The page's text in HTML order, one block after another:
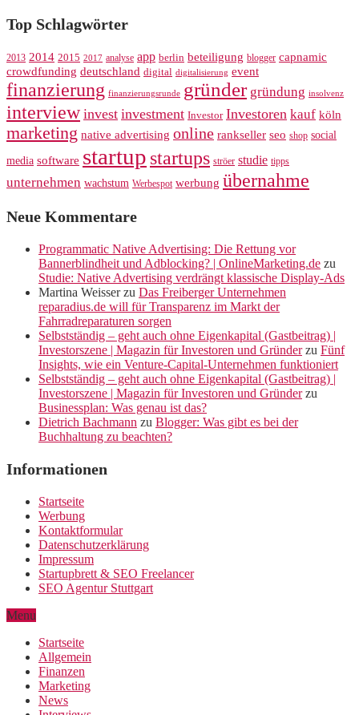
Top Schlagwörter
2013 2014 2015 2017 analyse app berlin beteiligung blogger capnamic
crowdfunding deutschland digital digitalisierung event
finanzierung finanzierungsrunde gründer gründung insolvenz
interview invest investment Investor Investoren kauf köln
marketing native advertising online rankseller seo shop social
media software startup startups ströer studie tipps
unternehmen wachstum Werbespot werbung übernahme
Neue Kommentare
Programmatic Native Advertising: Die Rettung vor
Bannerblindheit und Adblocking? | OnlineMarketing.de zu
Studie: Native Advertising verdrängt klassische Display-Ads
Martina Weisserzu Das Freiberger Unternehmen
reparadius.de will für Transparenz im Markt der
Fahrradreparaturen sorgen
Selbstständig – geht auch ohne Eigenkapital (Gastbeitrag) |
Investorszene | Magazin für Investoren und Gründerzu Fünf
Insights, wie ein Venture-Capital-Unternehmen funktioniert
Selbstständig – geht auch ohne Eigenkapital (Gastbeitrag) |
Investorszene | Magazin für Investoren und Gründerzu
Businessplan: Was genau ist das?
Dietrich Bachmann zu Blogger: Was gibt es bei der
Buchhaltung zu beachten?
Informationen
Startseite
Werbung
Kontaktformular
Datenschutzerklärung
Impressum
Startupbrett & SEO Freelancer
SEO Agentur Stuttgart
Menu
Startseite
Allgemein
Finanzen
Marketing
News